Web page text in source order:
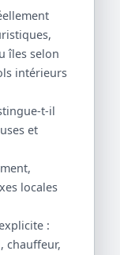
îles selon
intérieurs
t-il
et
locales
:
chauffeur,